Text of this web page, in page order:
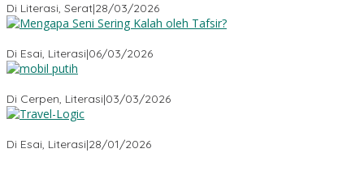
Di Literasi, Serat|28/03/2026
Di Esai, Literasi|06/03/2026
Di Cerpen, Literasi|03/03/2026
Di Esai, Literasi|28/01/2026